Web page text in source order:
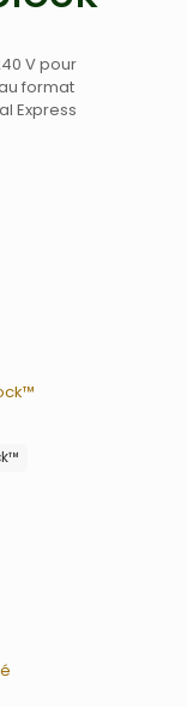
V pour
format
Express